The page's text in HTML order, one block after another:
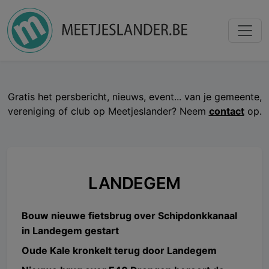
Gratis het persbericht, nieuws, event... van je gemeente,
vereniging of club op Meetjeslander? Neem contactop.
LANDEGEM
Bouw nieuwe fietsbrug over Schipdonkkanaal
in Landegem gestart
Oude Kale kronkelt terug door Landegem